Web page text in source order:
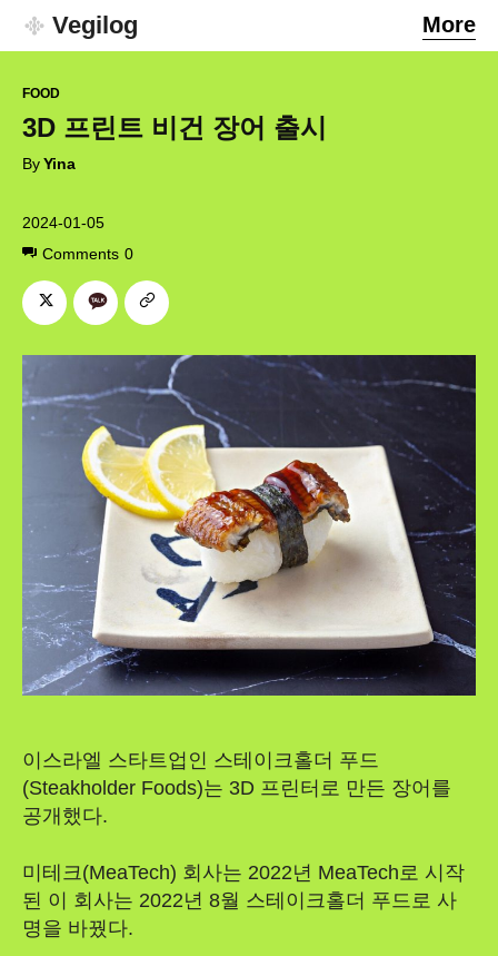
Vegilog More
2024-01-05
Comments 0
FOOD
3D 프린트 비건 장어 출시
ByYina
이스라엘 스타트업인 스테이크홀더 푸드
(Steakholder Foods)는 3D 프린터로 만든 장어를
공개했다.
미테크(MeaTech) 회사는 2022년 MeaTech로 시작
된 이 회사는 2022년 8월 스테이크홀더 푸드로 사
명을 바꿨다.